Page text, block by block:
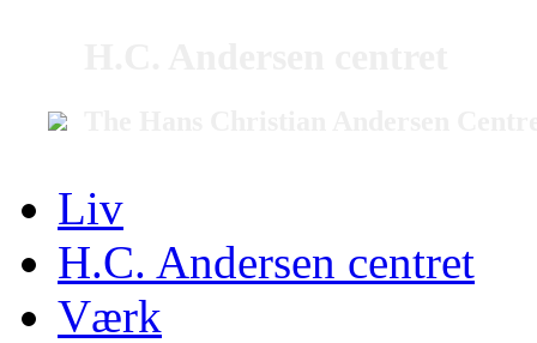
Liv
H.C. Andersen centret
Værk